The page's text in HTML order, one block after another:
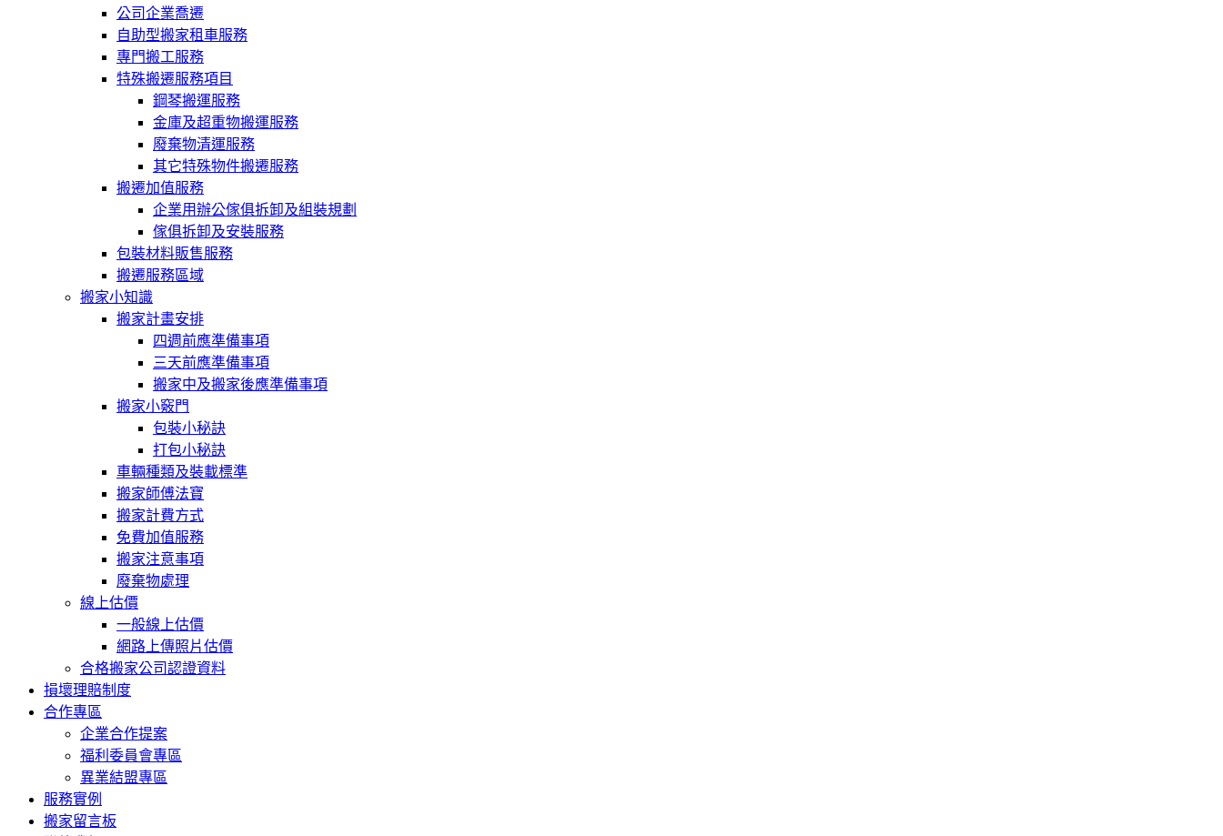
公司企業喬遷
自助型搬家租車服務
專門搬工服務
特殊搬遷服務項目
鋼琴搬運服務
金庫及超重物搬運服務
廢棄物清運服務
其它特殊物件搬遷服務
搬遷加值服務
企業用辦公傢俱拆卸及組裝規劃
傢俱拆卸及安裝服務
包裝材料販售服務
搬遷服務區域
搬家小知識
搬家計畫安排
四週前應準備事項
三天前應準備事項
搬家中及搬家後應準備事項
搬家小竅門
包裝小秘訣
打包小秘訣
車輛種類及裝載標準
搬家師傅法寶
搬家計費方式
免費加值服務
搬家注意事項
廢棄物處理
線上估價
一般線上估價
網路上傳照片估價
合格搬家公司認證資料
損壞理賠制度
合作專區
企業合作提案
福利委員會專區
異業結盟專區
服務實例
搬家留言板